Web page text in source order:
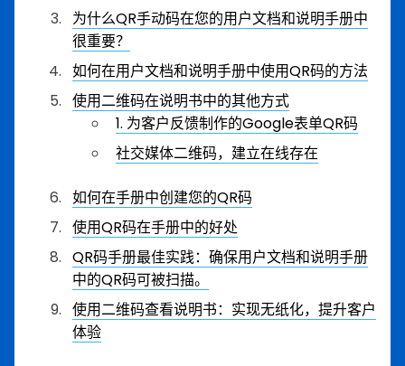
为什么QR手动码在您的用户文档和说明手册中
很重要？
如何在用户文档和说明手册中使用QR码的方法
使用二维码在说明书中的其他方式
1. 为客户反馈制作的Google表单QR码
社交媒体二维码，建立在线存在
如何在手册中创建您的QR码
使用QR码在手册中的好处
QR码手册最佳实践：确保用户文档和说明手册
中的QR码可被扫描。
使用二维码查看说明书：实现无纸化，提升客户
体验